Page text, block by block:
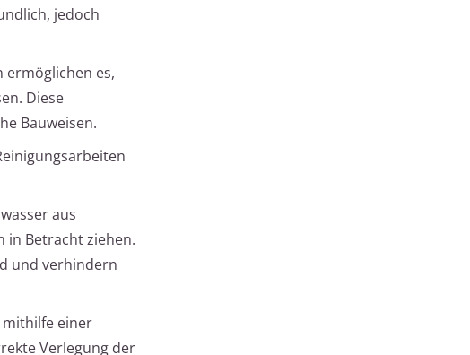
jedoch
es,
Diese
Bauweisen.
aus
in Betracht ziehen.
und verhindern
mithilfe einer
Verlegung der